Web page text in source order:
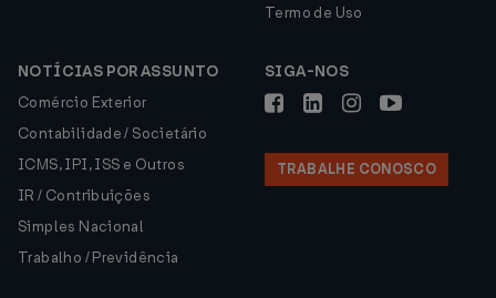
Termo de Uso
NOTÍCIAS POR ASSUNTO
Comércio Exterior
Contabilidade / Societário
ICMS, IPI, ISS e Outros
IR / Contribuições
Simples Nacional
Trabalho / Previdência
SIGA-NOS
TRABALHE CONOSCO